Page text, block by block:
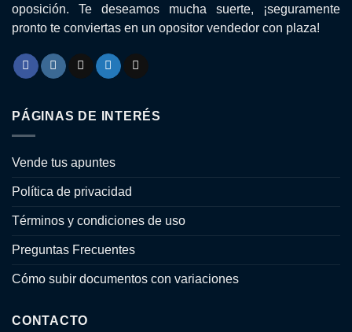
oposición. Te deseamos mucha suerte, ¡seguramente
pronto te conviertas en un opositor vendedor con plaza!
PÁGINAS DE INTERÉS
Vende tus apuntes
Política de privacidad
Términos y condiciones de uso
Preguntas Frecuentes
Cómo subir documentos con variaciones
CONTACTO